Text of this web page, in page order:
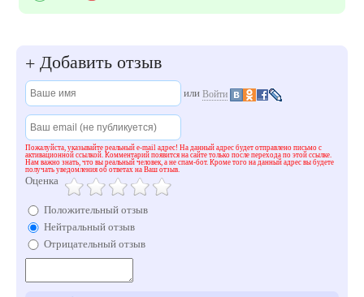
+ Добавить отзыв
или Войти
Пожалуйста, указывайте реальный e-mail адрес! На данный адрес будет отправлено письмо с
активационной ссылкой. Комментарий появится на сайте только после перехода по этой ссылке.
Нам важно знать, что вы реальный человек, а не спам-бот. Кроме того на данный адрес вы будете
получать уведомления об ответах на Ваш отзыв.
Оценка
Положительный отзыв
Нейтральный отзыв
Отрицательный отзыв